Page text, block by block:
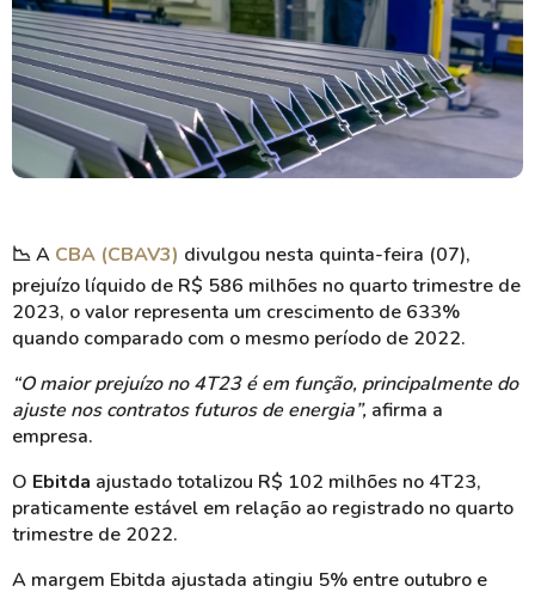
📉A CBA (CBAV3) divulgou nesta quinta-feira (07),
prejuízo líquido de R$ 586 milhões no quarto trimestre de
2023, o valor representa um crescimento de 633%
quando comparado com o mesmo período de 2022.
“O maior prejuízo no 4T23 é em função, principalmente do
ajuste nos contratos futuros de energia”, afirma a
empresa.
O Ebitda ajustado totalizou R$ 102 milhões no 4T23,
praticamente estável em relação ao registrado no quarto
trimestre de 2022.
A margem Ebitda ajustada atingiu 5% entre outubro e